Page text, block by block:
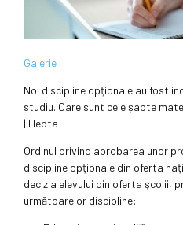
Galerie
Noi discipline opţionale au fost
studiu. Care sunt cele șapte
| Hepta
Ordinul privind aprobarea unor
discipline opţionale din oferta
decizia elevului din oferta şcolii,
următoarelor discipline: